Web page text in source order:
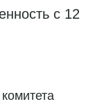
с 12